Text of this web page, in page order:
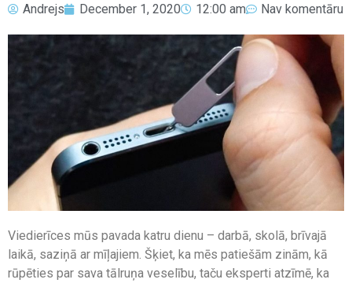
Andrejs December 1, 2020 12:00 am Nav komentāru
Viedierīces mūs pavada katru dienu – darbā, skolā, brīvajā
laikā, saziņā ar mīļajiem. Šķiet, ka mēs patiešām zinām, kā
rūpēties par sava tālruņa veselību, taču eksperti atzīmē, ka